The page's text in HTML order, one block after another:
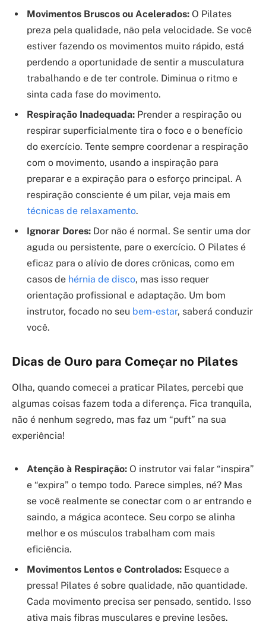
Movimentos Bruscos ou Acelerados: O Pilates
preza pela qualidade, não pela velocidade. Se você
estiver fazendo os movimentos muito rápido, está
perdendo a oportunidade de sentir a musculatura
trabalhando e de ter controle. Diminua o ritmo e
sinta cada fase do movimento.
Respiração Inadequada: Prender a respiração ou
respirar superficialmente tira o foco e o benefício
do exercício. Tente sempre coordenar a respiração
com o movimento, usando a inspiração para
preparar e a expiração para o esforço principal. A
respiração consciente é um pilar, veja mais em
técnicas de relaxamento.
Ignorar Dores: Dor não é normal. Se sentir uma dor
aguda ou persistente, pare o exercício. O Pilates é
eficaz para o alívio de dores crônicas, como em
casos de hérnia de disco, mas isso requer
orientação profissional e adaptação. Um bom
instrutor, focado no seu bem-estar, saberá conduzir
você.
Dicas de Ouro para Começar no Pilates
Olha, quando comecei a praticar Pilates, percebi que
algumas coisas fazem toda a diferença. Fica tranquila,
não é nenhum segredo, mas faz um “puft” na sua
experiência!
Atenção à Respiração: O instrutor vai falar “inspira”
e “expira” o tempo todo. Parece simples, né? Mas
se você realmente se conectar com o ar entrando e
saindo, a mágica acontece. Seu corpo se alinha
melhor e os músculos trabalham com mais
eficiência.
Movimentos Lentos e Controlados: Esquece a
pressa! Pilates é sobre qualidade, não quantidade.
Cada movimento precisa ser pensado, sentido. Isso
ativa mais fibras musculares e previne lesões.